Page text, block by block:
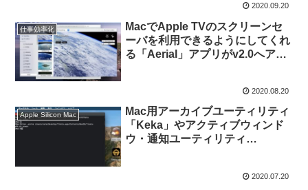
2020.09.20
仕事効率化
MacでApple TVのスクリーンセ
ーバを利用できるようにしてくれ
る「Aerial」アプリがv2.0へアッ
スクリーンセーバを追加。2020.08.20
Apple Silicon Mac
Mac用アーカイブユーティリティ
「Keka」やアクティブウィンド
ウ・通知ユーティリティ
2020.07.20